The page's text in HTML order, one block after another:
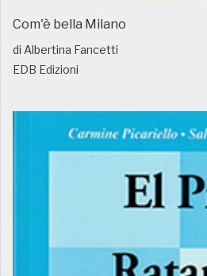
Com'è bella Milano
di Albertina Fancetti
EDB Edizioni